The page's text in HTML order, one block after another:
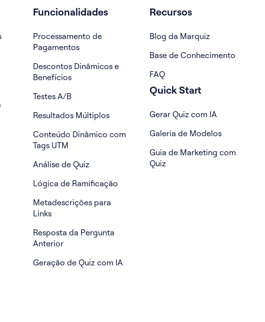
Funcionalidades
Processamento de
Pagamentos
Descontos Dinâmicos e
Benefícios
Testes A/B
Resultados Múltiplos
Conteúdo Dinâmico com
Tags UTM
Análise de Quiz
Lógica de Ramificação
Metadescrições para
Links
Resposta da Pergunta
Anterior
Geração de Quiz com IA
Recursos
Blog da Marquiz
Base de Conhecimento
FAQ
Quick Start
Gerar Quiz com IA
Galeria de Modelos
Guia de Marketing com
Quiz